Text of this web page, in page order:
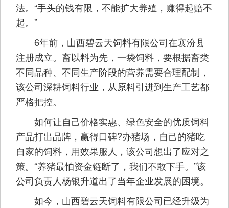
法。“手头的钱有限，不能扩大养殖，赚得起赔不
起。”
6年前，山西碧云天饲料有限公司在襄汾县
注册成立。畜以料为先，一袋饲料，要根据畜类
不同品种、不同生产阶段的营养需要合理配制，
该公司深耕饲料行业，从原料引进到生产工艺都
严格把控。
如何让自己价格实惠、绿色安全的优质饲料
产品打出品牌，赢得口碑?办猪场，自己的猪吃
自家的饲料，用效果服人，该公司想出了应对之
策。“养猪最怕资金链断了，我们不敢下手。”该
公司负责人杨银升道出了当年企业发展的困境。
如今，山西碧云天饲料有限公司已经升级为